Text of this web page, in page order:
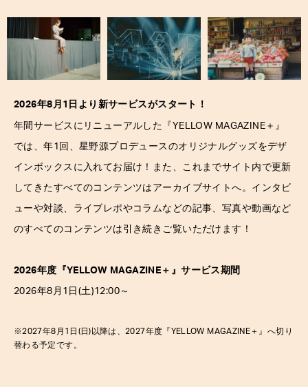
2026年8月1日より新サービスがスタート！
年間サービスにリニューアルした『YELLOW MAGAZINE ＋ 』
では、年1回、星野源プロデュースのオリジナルグッズをデザ
インボックスに入れてお届け！また、これまでサイト内で更新
してきたすべてのコンテンツはアーカイブサイトへ。インタビ
ューや対談、ライブレポやコラムなどの記事、写真や動画など
のすべてのコンテンツは引き続きご覧いただけます！
2026年度『YELLOW MAGAZINE ＋ 』サービス期間
2026年8月1日(土)12:00～
※2027年8月1日(日)以降は、2027年度『YELLOW MAGAZINE ＋ 』へ切り
替わる予定です。